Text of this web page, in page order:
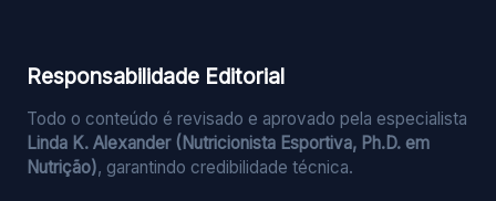
Responsabilidade Editorial
Todo o conteúdo é revisado e aprovado pela especialista
Linda K. Alexander (Nutricionista Esportiva, Ph.D. em
Nutrição), garantindo credibilidade técnica.